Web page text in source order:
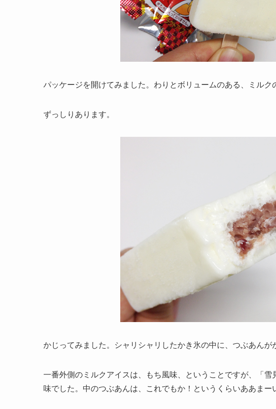
パッケージを開けてみました。わりとボリュームのある、ミルク
ずっしりあります。
かじってみました。シャリシャリしたかき氷の中に、つぶあんが
一番外側のミルクアイスは、もち風味、ということですが、「
味でした。中のつぶあんは、これでもか！というくらいああまー